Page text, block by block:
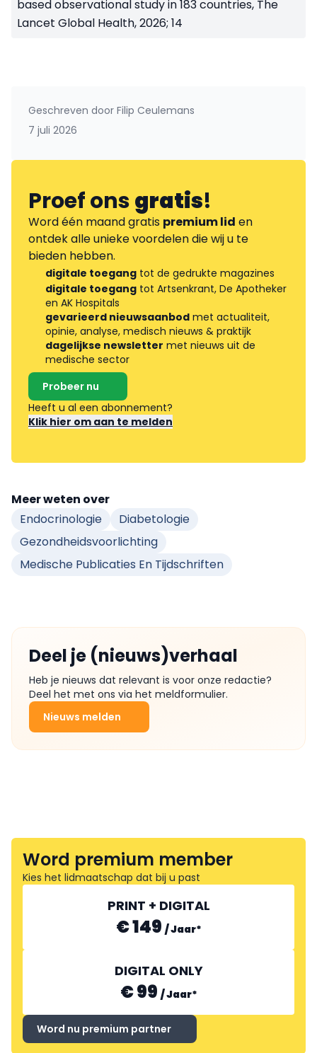
based observational study in 183 countries, The
Lancet Global Health, 2026; 14
Geschreven door Filip Ceulemans
7 juli 2026
Proef onsgratis!
Word één maand gratis premium lid en
ontdek alle unieke voordelen die wij u te
bieden hebben.
digitale toegang tot de gedrukte magazines
digitale toegang tot Artsenkrant, De Apotheker
en AK Hospitals
gevarieerd nieuwsaanbod met actualiteit,
opinie, analyse, medisch nieuws & praktijk
dagelijkse newsletter met nieuws uit de
medische sector
Probeer nu
Heeft u al een abonnement?
Klik hier om aan te melden
Meer weten over
Endocrinologie
Diabetologie
Gezondheidsvoorlichting
Medische Publicaties En Tijdschriften
Deel je (nieuws)verhaal
Heb je nieuws dat relevant is voor onze redactie?
Deel het met ons via het meldformulier.
Nieuws melden
Word premium member
Kies het lidmaatschap dat bij u past
PRINT + DIGITAL
€ 149 /Jaar*
DIGITAL ONLY
€ 99 /Jaar*
Word nu premium partner